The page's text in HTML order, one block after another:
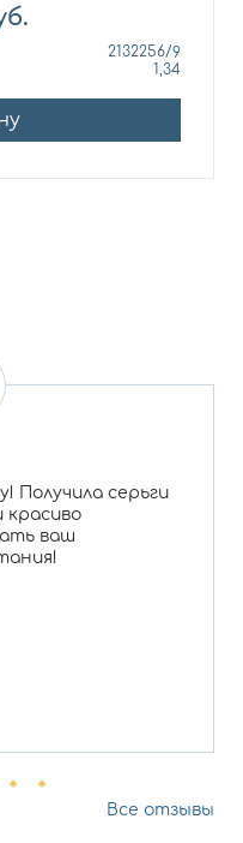
2132256/9
1,34
Получила серьги
красиво
ваш
Все отзывы